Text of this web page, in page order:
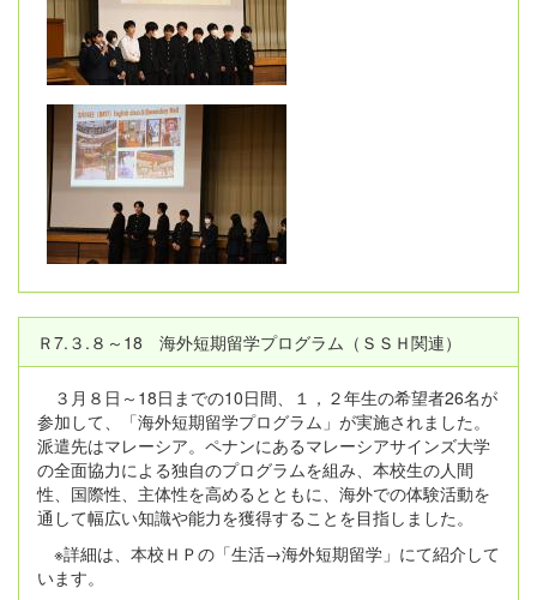
Ｒ7.３.８～18 海外短期留学プログラム（ＳＳＨ関連）
３月８日～18日までの10日間、１，２年生の希望者26名が
参加して、「海外短期留学プログラム」が実施されました。
派遣先はマレーシア。ペナンにあるマレーシアサインズ大学
の全面協力による独自のプログラムを組み、本校生の人間
性、国際性、主体性を高めるとともに、海外での体験活動を
通して幅広い知識や能力を獲得することを目指しました。
※詳細は、本校ＨＰの「生活→海外短期留学」にて紹介して
います。